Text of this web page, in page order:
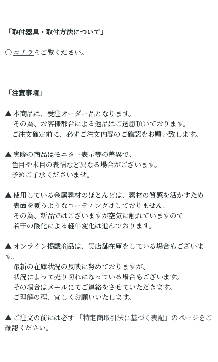
「取付器具・取付方法について」
○コチラをご覧ください。
「注意事項」
▲ 本商品は、受注オーダー品となります。
その為、お客様都合による返品はご遠慮頂いております。
ご注文確定前に、必ずご注文内容のご確認をお願い致します。
▲ 実際の商品はモニター表示等の差異で、
色目や木目の表情など異なる場合がございます。
予めご了承くださいませ。
▲ 使用している金属素材のほとんどは、素材の質感を活かすため
表面を覆うようなコーティングはしておりません。
その為、新品ではございますが空気に触れていますので
若干の酸化による経年変化は進んでおります。
▲ オンライン掲載商品は、実店舗在庫をしている場合もございま
す。
最新の在庫状況の反映に努めておりますが、
状況によって売り切れになっている場合もございます。
その場合はメールにてご連絡をさせていただきます。
ご理解の程、宜しくお願いいたします。
▲ ご注文の前には必ず 「特定商取引法に基づく表記」のページをご
確認ください。